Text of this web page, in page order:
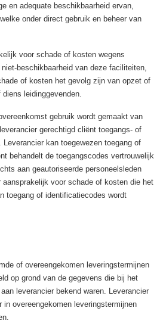
en adequate beschikbaarheid ervan,
onder direct gebruik en beheer van
voor schade of kosten wegens
beschikbaarheid van deze faciliteiten,
of kosten het gevolg zijn van opzet of
leidinggevenden.
gebruik wordt gemaakt van
gerechtigd cliënt toegangs- of
kan toegewezen toegang of
behandelt de toegangscodes vertrouwelijk
aan geautoriseerde personeelsleden
aansprakelijk voor schade of kosten die het
toegang of identificatiecodes wordt
of overeengekomen leveringstermijnen
op grond van de gegevens die bij het
leverancier bekend waren. Leverancier
overeengekomen leveringstermijnen